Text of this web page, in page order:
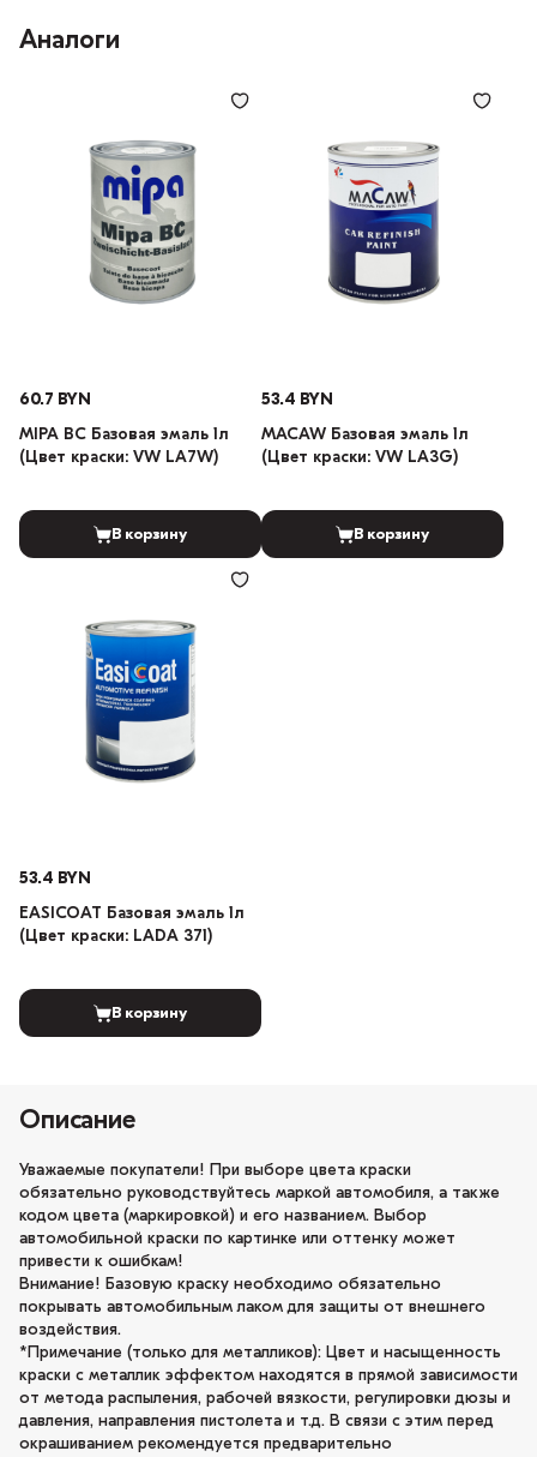
Аналоги
60.7 BYN
MIPA BC Базовая эмаль 1л
(Цвет краски: VW LA7W)
В корзину
53.4 BYN
MACAW Базовая эмаль 1л
(Цвет краски: VW LA3G)
В корзину
53.4 BYN
EASICOAT Базовая эмаль 1л
(Цвет краски: LADA 371)
В корзину
Описание
Уважаемые покупатели! При выборе цвета краски
обязательно руководствуйтесь маркой автомобиля, а также
кодом цвета (маркировкой) и его названием. Выбор
автомобильной краски по картинке или оттенку может
привести к ошибкам!
Внимание! Базовую краску необходимо обязательно
покрывать автомобильным лаком для защиты от внешнего
воздействия.
*Примечание (только для металликов): Цвет и насыщенность
краски с металлик эффектом находятся в прямой зависимости
от метода распыления, рабочей вязкости, регулировки дюзы и
давления, направления пистолета и т.д. В связи с этим перед
окрашиванием рекомендуется предварительно